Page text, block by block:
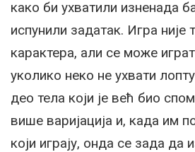
како би ухватили изненада
испунили задатак. Игра није
карактера, али се може
уколико неко не ухвати
део тела који је већ био
више варијација и, када им
који играју, онда се зада да